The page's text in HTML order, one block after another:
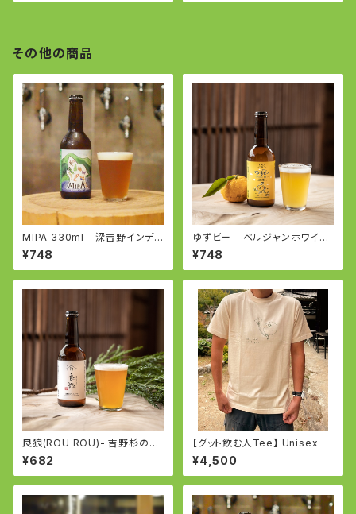
その他の商品
MIPA 330ml - 深吉野インディ
アペールエール - IPA
¥748
ゆずビー - ベルジャンホワイト
- YUZU BEER based on Bel
gian White
¥748
良狼(ROU ROU)- 吉野杉のペ
ールエール - English Pale Al
e
¥682
【グット飲む人Tee】 Unisex
¥4,500